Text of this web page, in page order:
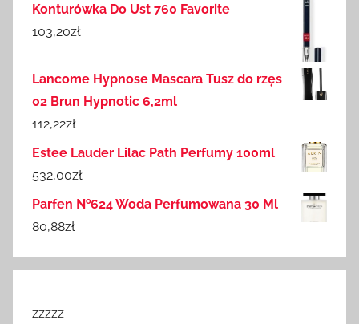
Konturówka Do Ust 760 Favorite
103,20zł
Lancome Hypnose Mascara Tusz do rzęs
02 Brun Hypnotic 6,2ml
112,22zł
Estee Lauder Lilac Path Perfumy 100ml
532,00zł
Parfen №624 Woda Perfumowana 30 Ml
80,88zł
zzzzz